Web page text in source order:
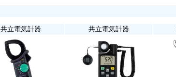
共立電気計器 共立電気計器